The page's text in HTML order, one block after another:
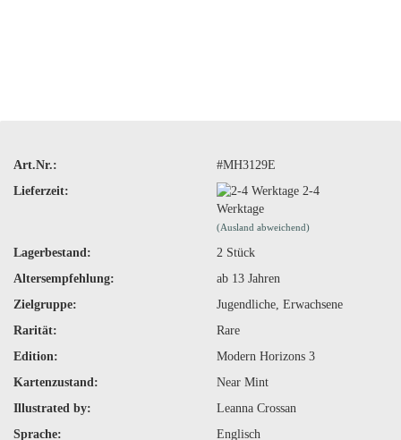
Art.Nr.:
#MH3129E
Lieferzeit:
2-4
Werktage
(Ausland abweichend)
Lagerbestand: 2 Stück
Altersempfehlung:
ab 13 Jahren
Zielgruppe:
Jugendliche, Erwachsene
Rarität:
Rare
Edition:
Modern Horizons 3
Kartenzustand:
Near Mint
Illustrated by:
Leanna Crossan
Sprache:
Englisch